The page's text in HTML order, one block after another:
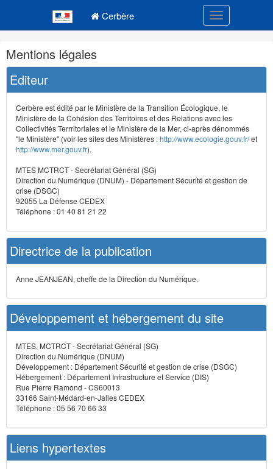
Cerbère Toggle
Navigation
et
outils
annexes
Mentions légales
Editeur
Cerbère est édité par le Ministère de la Transition Écologique, le
Ministère de la Cohésion des Territoires et des Relations avec les
Collectivités Terrritoriales et le Ministère de la Mer, ci-après dénommés
"le Ministère" (voir les sites des Ministères :http://www.ecologie.gouv.fr/et
http://www.mer.gouv.fr).
MTES MCTRCT - Secrétariat Général (SG)
Direction du Numérique (DNUM) - Département Sécurité et gestion de
crise (DSGC)
92055 La Défense CEDEX
Téléphone : 01 40 81 21 22
Directrice de la publication
Anne JEANJEAN, cheffe de la Direction du Numérique.
Développement et hébergement du site
MTES, MCTRCT - Secrétariat Général (SG)
Direction du Numérique (DNUM)
Développement : Département Sécurité et gestion de crise (DSGC)
Hébergement : Département Infrastructure et Service (DIS)
Rue Pierre Ramond - CS60013
33166 Saint-Médard-en-Jalles CEDEX
Téléphone : 05 56 70 66 33
Liens hypertextes